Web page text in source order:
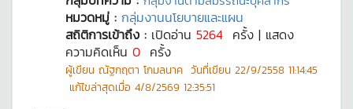
หมวดหมู่ : กลุ่มงานนโยบายและแผน
สถิติการเข้าถึง : เปิดอ่าน 5264 ครั้ง | แสดง
ความคิดเห็น 0 ครั้ง
ผู้เขียน ณัฐกฤตา โกมลนาค วันที่เขียน 22/9/2558 11:14:45
แก้ไขล่าสุดเมื่อ 4/8/2569 12:35:51